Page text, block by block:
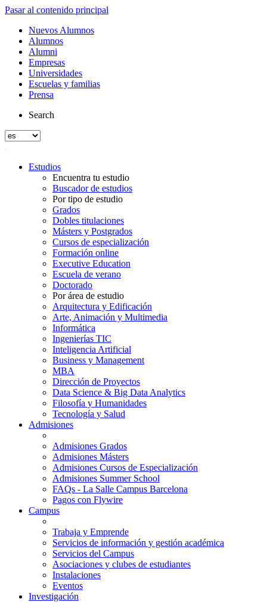
Pasar al contenido principal
Nuevos Alumnos
Alumnos
Alumni
Empresas
Universidades
Escuelas y familias
Prensa
Search
Estudios
Encuentra tu estudio
Buscador de estudios
Por tipo de estudio
Grados
Dobles titulaciones
Másters y Postgrados
Cursos de especialización
Formación online
Executive Education
Escuela de verano
Doctorado
Por área de estudio
Arquitectura y Edificación
Arte, Animación y Multimedia
Informática
Ingenierías TIC
Inteligencia Artificial
Business y Management
MBA
Dirección de Proyectos
Data Science & Big Data Analytics
Filosofía y Humanidades
Tecnología y Salud
Admisiones
Admisiones Grados
Admisiones Másters
Admisiones Cursos de Especialización
Admisiones Summer School
FAQs - La Salle Campus Barcelona
Pagos con Flywire
Campus
Trabaja y Emprende
Servicios de información y gestión académica
Servicios del Campus
Asociaciones y clubes de estudiantes
Instalaciones
Eventos
Investigación